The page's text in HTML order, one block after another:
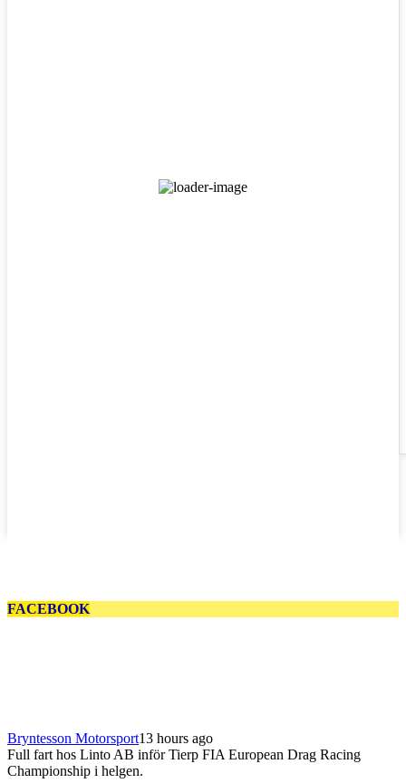
FACEBOOK
Bryntesson Motorsport13 hours ago
Full fart hos Linto AB inför Tierp FIA European Drag Racing
Championship i helgen.